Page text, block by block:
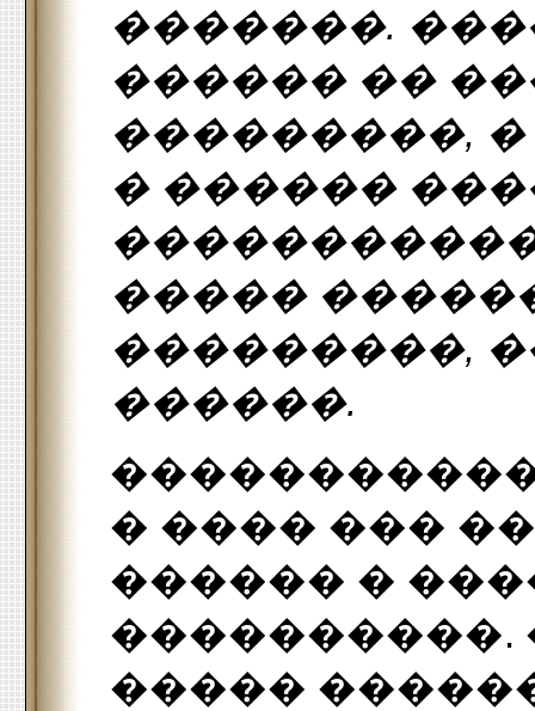
�������.
������ ��
���������,
� ������
�����
���������,
������.
� ���� ���
������ �
����������.
�����